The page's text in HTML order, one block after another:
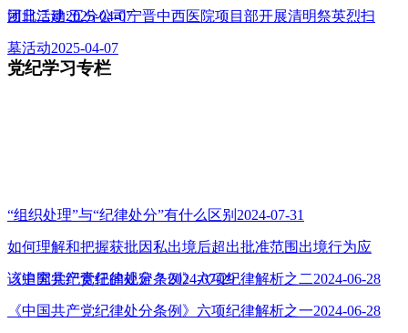
团日活动2025-04-07
河北二建:五分公司宁晋中西医院项目部开展清明祭英烈扫
墓活动2025-04-07
党纪学习专栏
“组织处理”与“纪律处分”有什么区别2024-07-31
如何理解和把握获批因私出境后超出批准范围出境行为应
该追究党纪责任的规定？2024-07-29
《中国共产党纪律处分条例》六项纪律解析之二2024-06-28
《中国共产党纪律处分条例》六项纪律解析之一2024-06-28